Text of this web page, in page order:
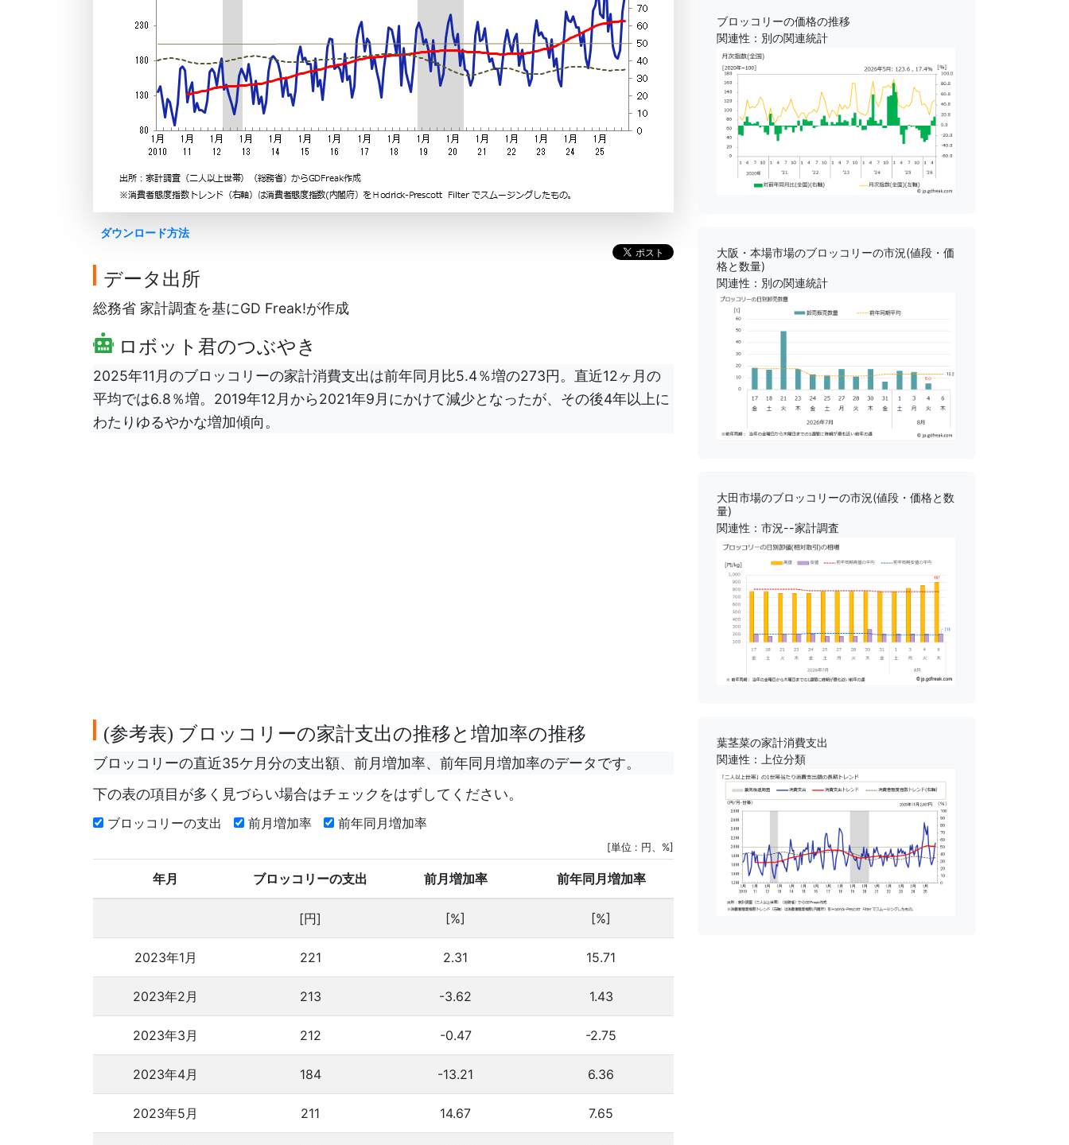
ダウンロード方法
データ出所
総務省 家計調査を基にGD Freak!が作成
ロボット君のつぶやき
2025年11月のブロッコリーの家計消費支出は前年同月比5.4％増の273円。直近12ヶ月の
平均では6.8％増。2019年12月から2021年9月にかけて減少となったが、その後4年以上に
わたりゆるやかな増加傾向。
(参考表) ブロッコリーの家計支出の推移と増加率の推移
ブロッコリーの直近35ケ月分の支出額、前月増加率、前年同月増加率のデータです。
下の表の項目が多く見づらい場合はチェックをはずしてください。
ブロッコリーの支出 前月増加率 前年同月増加率
[単位 : 円、%]
年月 ブロッコリーの支出 前月増加率 前年同月増加率
[円] [%] [%]
2023年1月 221 2.31 15.71
2023年2月 213 -3.62 1.43
2023年3月 212 -0.47 -2.75
2023年4月 184 -13.21 6.36
2023年5月 211 14.67 7.65
ブロッコリーの価格の推移
関連性：別の関連統計
大阪・本場市場のブロッコリーの市況(値段・価
格と数量)
関連性：別の関連統計
大田市場のブロッコリーの市況(値段・価格と数
量)
関連性：市況--家計調査
葉茎菜の家計消費支出
関連性：上位分類